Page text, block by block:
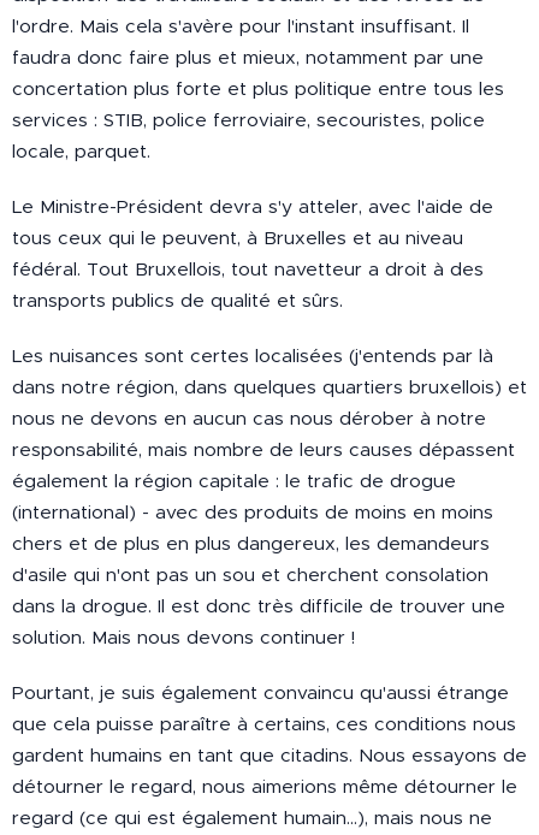
l'ordre. Mais cela s'avère pour l'instant insuffisant. Il
faudra donc faire plus et mieux, notamment par une
concertation plus forte et plus politique entre tous les
services : STIB, police ferroviaire, secouristes, police
locale, parquet.
Le Ministre-Président devra s'y atteler, avec l'aide de
tous ceux qui le peuvent, à Bruxelles et au niveau
fédéral. Tout Bruxellois, tout navetteur a droit à des
transports publics de qualité et sûrs.
Les nuisances sont certes localisées (j'entends par là
dans notre région, dans quelques quartiers bruxellois) et
nous ne devons en aucun cas nous dérober à notre
responsabilité, mais nombre de leurs causes dépassent
également la région capitale : le trafic de drogue
(international) - avec des produits de moins en moins
chers et de plus en plus dangereux, les demandeurs
d'asile qui n'ont pas un sou et cherchent consolation
dans la drogue. Il est donc très difficile de trouver une
solution. Mais nous devons continuer !
Pourtant, je suis également convaincu qu'aussi étrange
que cela puisse paraître à certains, ces conditions nous
gardent humains en tant que citadins. Nous essayons de
détourner le regard, nous aimerions même détourner le
regard (ce qui est également humain...), mais nous ne